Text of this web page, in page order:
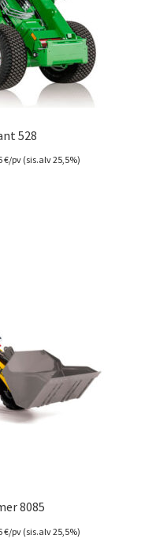
528
€/pv (sis.alv 25,5%)
8085
€/pv (sis.alv 25,5%)